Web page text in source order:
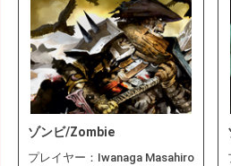
ゾンビ/Zombie
プレイヤー： Iwanaga Masahiro